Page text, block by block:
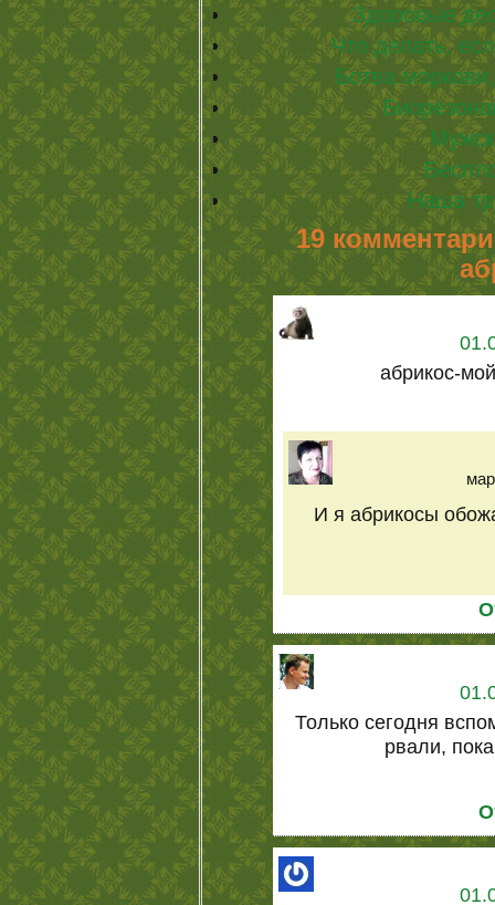
Здоровые
Что делать,
Ботва
Наша
19
абрикос-
И я абрикосы
Только сегодня
рвали,